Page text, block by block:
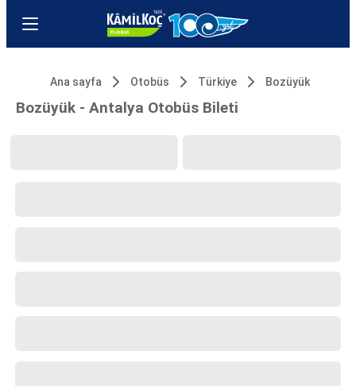
Ana sayfa Otobüs Türkiye Bozüyük
Bozüyük - Antalya Otobüs Bileti